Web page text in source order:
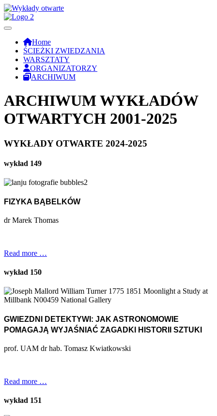
Home
ŚCIEŻKI ZWIEDZANIA
WARSZTATY
ORGANIZATORZY
ARCHIWUM
ARCHIWUM WYKŁADÓW
OTWARTYCH 2001-2025
WYKŁADY OTWARTE 2024-2025
wykład 149
FIZYKA BĄBELKÓW
dr Marek Thomas
Read more …
wykład 150
GWIEZDNI DETEKTYWI: JAK ASTRONOMOWIE
POMAGAJĄ WYJAŚNIAĆ ZAGADKI HISTORII SZTUKI
prof. UAM dr hab. Tomasz Kwiatkowski
Read more …
wykład 151